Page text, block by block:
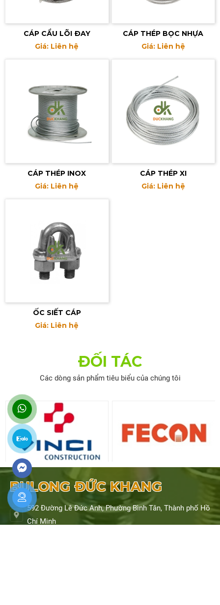
CÁP CẨU LÕI ĐAY
Giá: Liên hệ
CÁP THÉP BỌC NHỰA
Giá: Liên hệ
CÁP THÉP INOX
Giá: Liên hệ
CÁP THÉP XI
Giá: Liên hệ
ỐC SIẾT CÁP
Giá: Liên hệ
ĐỐI TÁC
Các dòng sản phẩm tiêu biểu của chúng tôi
BULONG ĐỨC KHANG
592 Đường Lê Đức Anh, Phường Bình Tân, Thành phố Hồ
Chí Minh